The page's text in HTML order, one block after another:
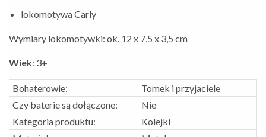
lokomotywa Carly
Wymiary lokomotywki: ok. 12 x 7,5 x 3,5 cm
Wiek: 3+
Bohaterowie:
Tomek i przyjaciele
Czy baterie są dołączone:
Nie
Kategoria produktu:
Kolejki